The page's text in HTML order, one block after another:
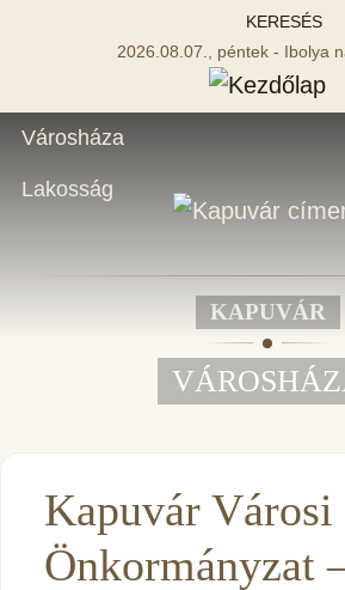
KERESÉS
2026.08.07., péntek - Ibolya
Városháza
Lakosság
KAPUVÁR
Kapuvár Városi
Önkormányzat